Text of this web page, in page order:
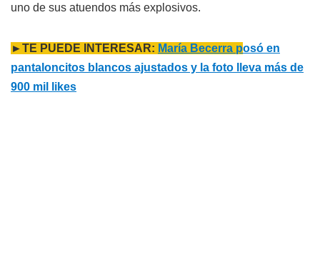
uno de sus atuendos más explosivos.
►TE PUEDE INTERESAR: María Becerra posó en
pantaloncitos blancos ajustados y la foto lleva más de
900 mil likes